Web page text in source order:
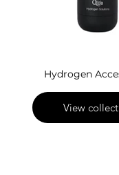
Hydrogen
View